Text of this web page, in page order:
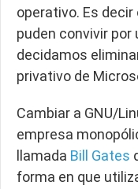
operativo. Es decir
puden convivir
decidamos
privativo de
Cambiar a GNU/
empresa
llamada Bill Gates
forma en que